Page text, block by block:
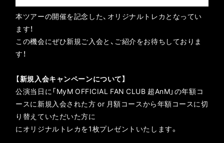
本ツアーの開催を記念した、オリジナルトレカとなってい
ます！
この機会にぜひ新規ご入会と、ご紹介をお待ちしておりま
す！
【新規入会キャンペーンについて】
公演当日に「MyM OFFICIAL FAN CLUB 超AnM」の年額コ
ースに新規入会された方 or 月額コースから年額コースに切
り替えていただいた方に
にオリジナルトレカを1枚プレゼントいたします。